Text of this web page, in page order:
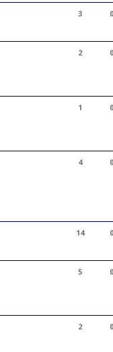
3 0
2 0
1 0
4 0
14 0
5 0
2 0